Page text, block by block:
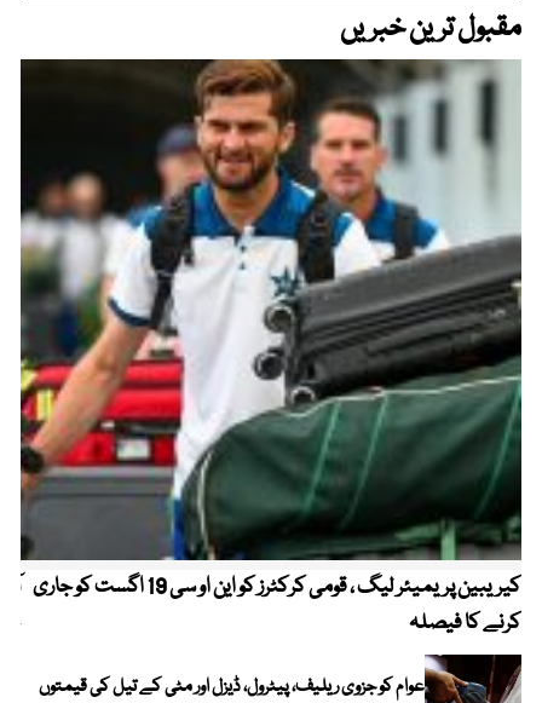
مقبول ترین خبریں
کیریبین پریمیئر لیگ ، قومی کرکٹرز کو این او سی 19 اگست کو جاری
کرنے کا فیصلہ
عوام کو جزوی ریلیف، پیٹرول، ڈیزل اور مٹی کے تیل کی قیمتوں